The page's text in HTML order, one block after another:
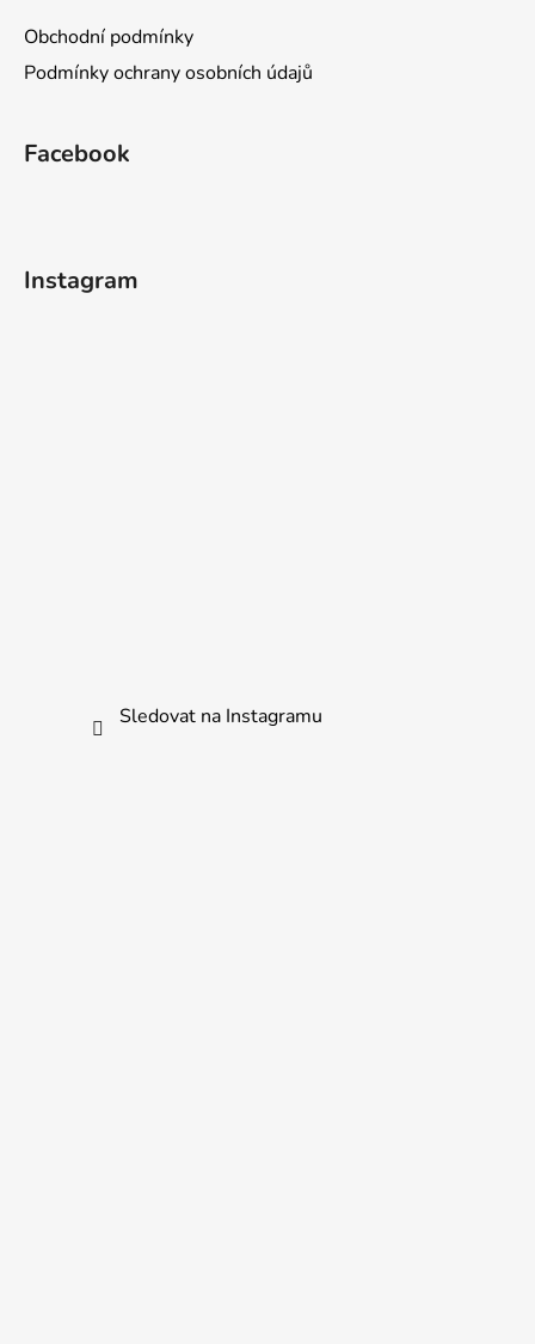
Obchodní podmínky
Podmínky ochrany osobních údajů
Facebook
Instagram
Sledovat na Instagramu